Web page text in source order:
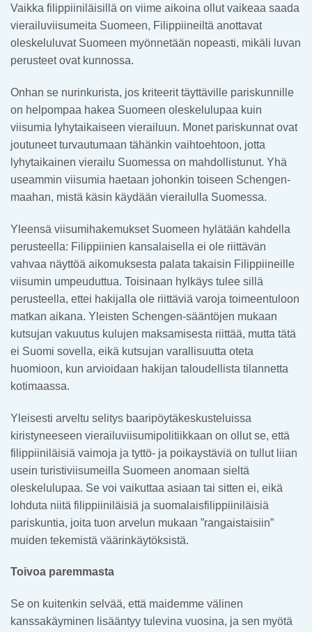
Vaikka filippiiniläisillä on viime aikoina ollut vaikeaa saada
vierailuviisumeita Suomeen, Filippiineiltä anottavat
oleskeluluvat Suomeen myönnetään nopeasti, mikäli luvan
perusteet ovat kunnossa.
Onhan se nurinkurista, jos kriteerit täyttäville pariskunnille
on helpompaa hakea Suomeen oleskelulupaa kuin
viisumia lyhytaikaiseen vierailuun. Monet pariskunnat ovat
joutuneet turvautumaan tähänkin vaihtoehtoon, jotta
lyhytaikainen vierailu Suomessa on mahdollistunut. Yhä
useammin viisumia haetaan johonkin toiseen Schengen-
maahan, mistä käsin käydään vierailulla Suomessa.
Yleensä viisumihakemukset Suomeen hylätään kahdella
perusteella: Filippiinien kansalaisella ei ole riittävän
vahvaa näyttöä aikomuksesta palata takaisin Filippiineille
viisumin umpeuduttua. Toisinaan hylkäys tulee sillä
perusteella, ettei hakijalla ole riittäviä varoja toimeentuloon
matkan aikana. Yleisten Schengen-sääntöjen mukaan
kutsujan vakuutus kulujen maksamisesta riittää, mutta tätä
ei Suomi sovella, eikä kutsujan varallisuutta oteta
huomioon, kun arvioidaan hakijan taloudellista tilannetta
kotimaassa.
Yleisesti arveltu selitys baaripöytäkeskusteluissa
kiristyneeseen vierailuviisumipolitiikkaan on ollut se, että
filippiiniläisiä vaimoja ja tyttö- ja poikaystäviä on tullut liian
usein turistiviisumeilla Suomeen anomaan sieltä
oleskelulupaa. Se voi vaikuttaa asiaan tai sitten ei, eikä
lohduta niitä filippiiniläisiä ja suomalaisfilippiiniläisiä
pariskuntia, joita tuon arvelun mukaan ”rangaistaisiin”
muiden tekemistä väärinkäytöksistä.
Toivoa paremmasta
Se on kuitenkin selvää, että maidemme välinen
kanssakäyminen lisääntyy tulevina vuosina, ja sen myötä